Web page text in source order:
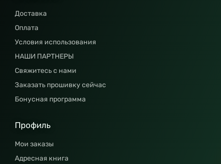
Доставка
Оплата
Условия использования
НАШИ ПАРТНЕРЫ
Свяжитесь с нами
Заказать прошивку сейчас
Бонусная программа
Профиль
Мои заказы
Адресная книга